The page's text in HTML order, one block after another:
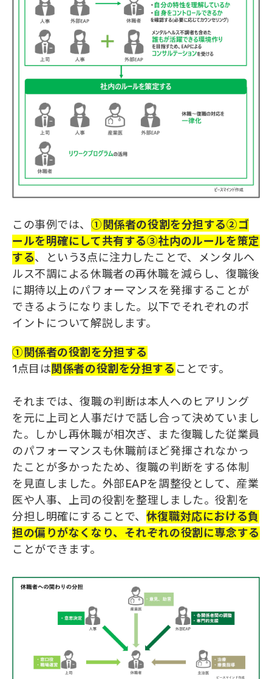
この事例では、①関係者の役割を分担する②ゴ
ールを明確にして共有する③社内のルールを策定
する、という3点に注力したことで、メンタルヘ
ルス不調による休職者の再休職を減らし、復職後
に期待以上のパフォーマンスを発揮することが
できるようになりました。以下でそれぞれのポ
イントについて解説します。
①関係者の役割を分担する
1点目は関係者の役割を分担する ことです。
それまでは、復職の判断は本人へのヒアリング
を元に上司と人事だけで話し合って決めていまし
た。しかし再休職が相次ぎ、また復職した従業員
のパフォーマンスも休職前ほど発揮されなかっ
たことが多かったため、復職の判断をする体制
を見直しました。外部EAPを調整役として、産業
医や人事、上司の役割を整理しました。役割を
分担し明確にすることで、 休復職対応における負
担の偏りがなくなり、それぞれの役割に専念する
ことができます。